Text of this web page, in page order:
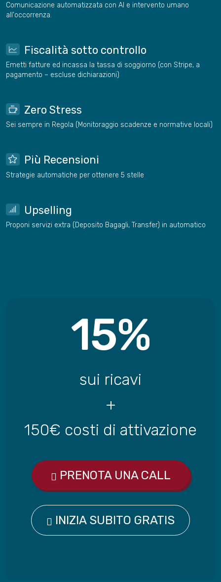
Comunicazione automatizzata con AI e intervento umano
all'occorrenza.
Fiscalità sotto controllo
Emetti fatture ed incassa la tassa di soggiorno (con Stripe, a
pagamento – escluse dichiarazioni)
Zero Stress
Sei sempre in Regola (Monitoraggio scadenze e normative locali)
Più Recensioni
Strategie automatiche per ottenere 5 stelle
Upselling
Proponi servizi extra (Deposito Bagagli, Transfer) in automatico
15%
sui ricavi
+
150€ costi di attivazione
PRENOTA UNA CALL
INIZIA SUBITO GRATIS